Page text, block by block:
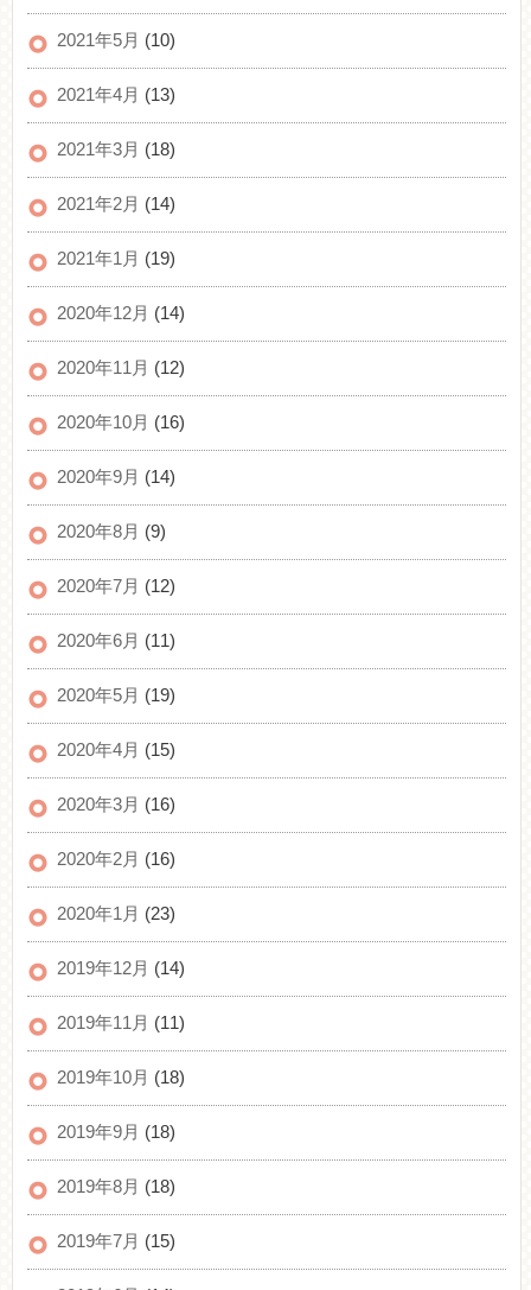
2021年5月 (10)
2021年4月 (13)
2021年3月 (18)
2021年2月 (14)
2021年1月 (19)
2020年12月 (14)
2020年11月 (12)
2020年10月 (16)
2020年9月 (14)
2020年8月 (9)
2020年7月 (12)
2020年6月 (11)
2020年5月 (19)
2020年4月 (15)
2020年3月 (16)
2020年2月 (16)
2020年1月 (23)
2019年12月 (14)
2019年11月 (11)
2019年10月 (18)
2019年9月 (18)
2019年8月 (18)
2019年7月 (15)